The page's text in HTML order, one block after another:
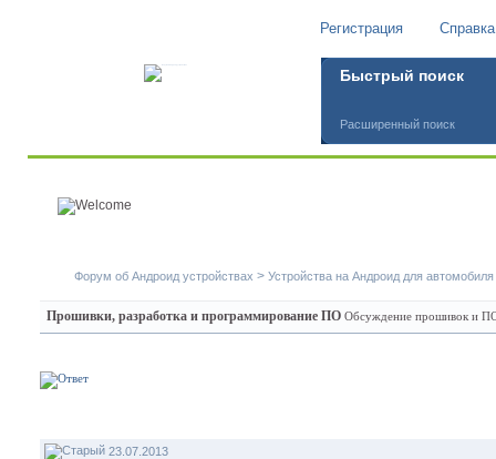
Регистрация Справка
Быстрый поиск
Расширенный поиск
Форум об Андроид устройствах > Устройства на Андроид для автомобиля
Прошивки, разработка и программирование ПО Обсуждение прошивок и ПО
23.07.2013